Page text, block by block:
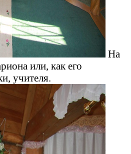
На
или, как его
учителя.